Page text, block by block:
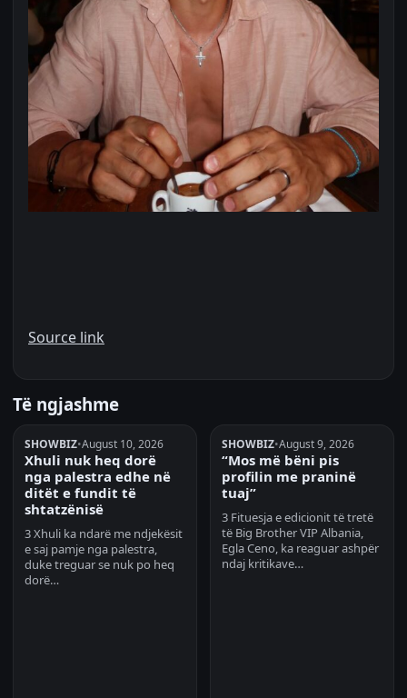
Source link
Të ngjashme
SHOWBIZ•August 10, 2026
Xhuli nuk heq dorë
nga palestra edhe në
ditët e fundit të
shtatzënisë
3 Xhuli ka ndarë me ndjekësit
e saj pamje nga palestra,
duke treguar se nuk po heq
dorë…
SHOWBIZ•August 9, 2026
“Mos më bëni pis
profilin me praninë
tuaj”
3 Fituesja e edicionit të tretë
të Big Brother VIP Albania,
Egla Ceno, ka reaguar ashpër
ndaj kritikave…